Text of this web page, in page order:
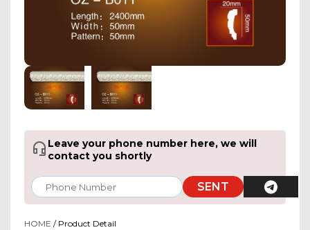
Leave your phone number here, we will
contact you shortly
SENT
HOME / Product Detail